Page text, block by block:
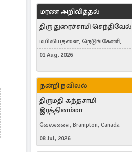
மரண அறிவித்தல்
திரு துரைச்சாமி செந்திவேல்
மயிலியதனை, நெடுங்கேணி,
கம்பர்மலை
01 Aug, 2026
நன்றி நவிலல்
திருமதி கந்தசாமி
இரத்தினம்மா
வேலணை, Brampton, Canada
08 Jul, 2026